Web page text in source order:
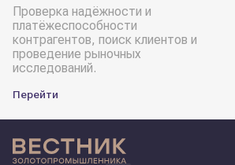
Проверка надёжности и
платёжеспособности
контрагентов, поиск клиентов и
проведение рыночных
исследований.
Перейти